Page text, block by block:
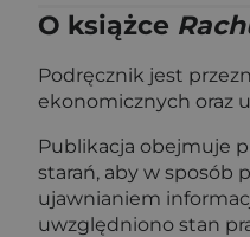
O książce
Podręcznik jest
ekonomicznych oraz
Publikacja obejmuje
starań, aby w sposób
ujawnianiem
uwzględniono stan